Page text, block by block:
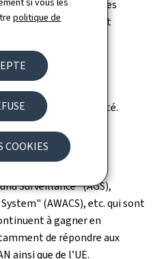
politique de
COOKIES
Allemagne et les
and Procurement
de défense (AED),
en matière
Ces
plus-value
que de notre crédibilité.
ici les
programmes
Surveillance" (AGS),
" (AWACS), etc. qui sont
à gagner en
de répondre aux
ainsi que de l’UE.